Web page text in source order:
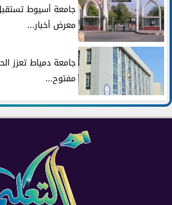
جامعة أسيوط
معرض أخبار...
جامعة دمياط تعزز
مفتوح...